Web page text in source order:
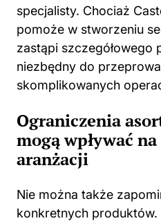
specjalisty. Chociaż
pomoże w stworzeniu
zastąpi szczegółowego
niezbędny do
skomplikowanych
Ograniczenia
mogą wpływać
aranżacji
Nie można także
konkretnych